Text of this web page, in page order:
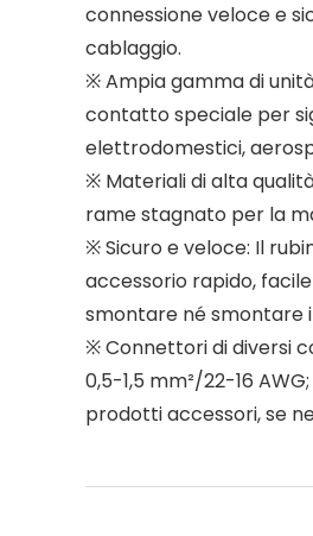
connessione veloce e
cablaggio.
※ Ampia gamma di
contatto speciale per
elettrodomestici,
※ Materiali di alta
rame stagnato per la
※ Sicuro e veloce: Il
accessorio rapido,
smontare né smontare
※ Connettori di diversi
0,5-1,5 mm²/22-16
prodotti accessori, se